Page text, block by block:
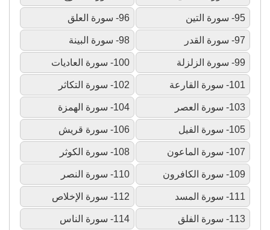
95- سورة التين 96- سورة العلق
97- سورة القدر 98- سورة البينة
99- سورة الزلزلة 100- سورة العاديات
101- سورة القارعة 102- سورة التكاثر
103- سورة العصر 104- سورة الهمزة
105- سورة الفيل 106- سورة قريش
107- سورة الماعون 108- سورة الكوثر
109- سورة الكافرون 110- سورة النصر
111- سورة المسد 112- سورة الإخلاص
113- سورة الفلق 114- سورة الناس